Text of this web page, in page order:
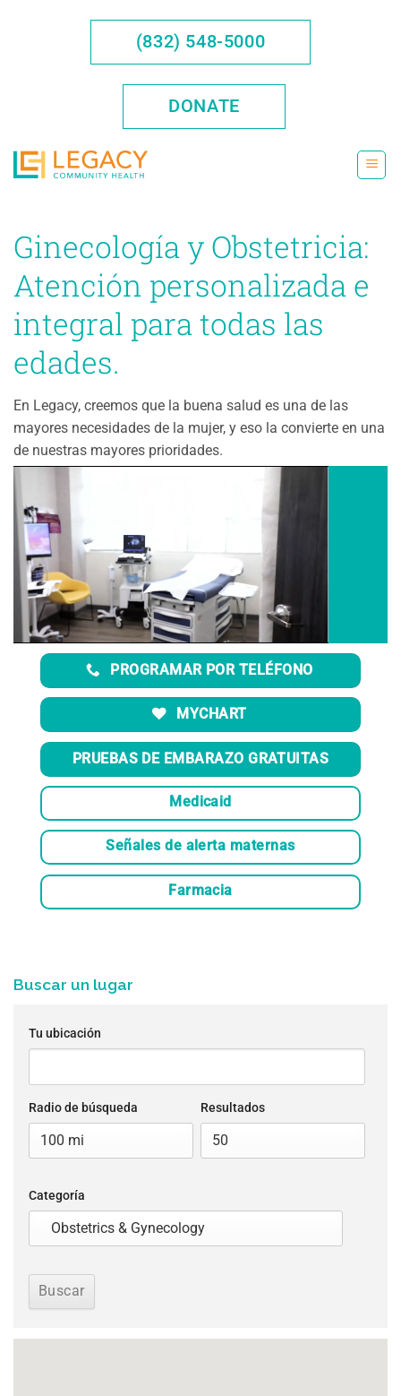
(832) 548-5000
DONATE
Ginecología y Obstetricia:
Atención personalizada e
integral para todas las
edades.
En Legacy, creemos que la buena salud es una de las
mayores necesidades de la mujer, y eso la convierte en una
de nuestras mayores prioridades.
PROGRAMAR POR TELÉFONO
MYCHART
PRUEBAS DE EMBARAZO GRATUITAS
Medicaid
Señales de alerta maternas
Farmacia
Buscar un lugar
Tu ubicación
Radio de búsqueda Resultados
Categoría